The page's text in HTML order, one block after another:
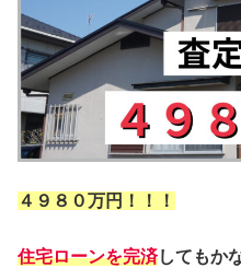
４９８０万円！！！
住宅ローンを完済してもか